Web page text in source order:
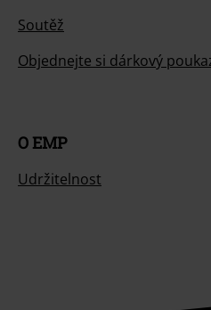
Soutěž
Objednejte si dárkový
O EMP
Udržitelnost